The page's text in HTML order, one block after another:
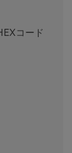
コード